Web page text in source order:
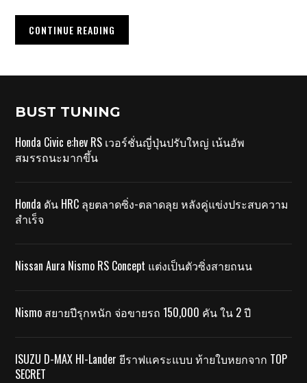
CONTINUE READING
BUST TUNING
Honda Civic e:hev RS เวอร์ชั่นญี่ปุ่นปรับใหญ่ เน้นอัพ
สมรรถนะมากขึ้น
Honda ดัน HRC ลุยตลาดซิ่ง-ตลาดลุย หลังคู่แข่งประสบความ
สำเร็จ
Nissan Aura Nismo RS Concept แต่งเป็นตัวซิ่งสายถนน
Nismo สยายปีรุกหนัก จ่อขายรถ 150,000 คัน ใน 2 ปี
ISUZU D-MAX HI-Lander ยีราฟแคระแบบ ท้ายใบหยกจาก TOP
SECRET